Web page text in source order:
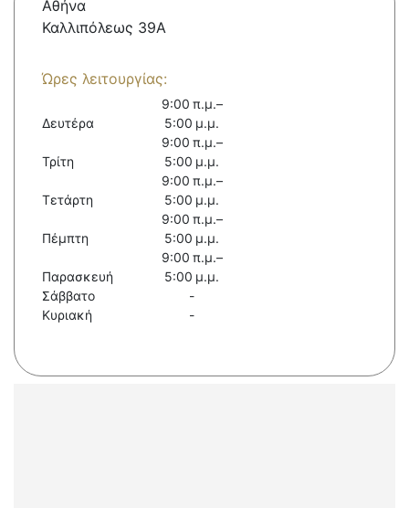
Αθήνα
Καλλιπόλεως 39Α
Ώρες λειτουργίας:
Δευτέρα
9:00 π.μ.–
5:00 μ.μ.
Τρίτη
9:00 π.μ.–
5:00 μ.μ.
Τετάρτη
9:00 π.μ.–
5:00 μ.μ.
Πέμπτη
9:00 π.μ.–
5:00 μ.μ.
Παρασκευή
9:00 π.μ.–
5:00 μ.μ.
Σάββατο
-
Κυριακή
-